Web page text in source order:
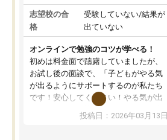
志望校の合
格
受験していない/結果が
出ていない
オンラインで勉強のコツが学べる！
初めは料金面で躊躇していましたが、
お試し後の面談で、「子どもがやる気
が出るようにサポートするのが私たち
です！安心してください！やる気が出
ないのは私たち講師の責任です」と言
ってくださり、確かに！と考えて、思
投稿日：2026年03月13日